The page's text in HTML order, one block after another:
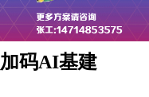
码AI基建